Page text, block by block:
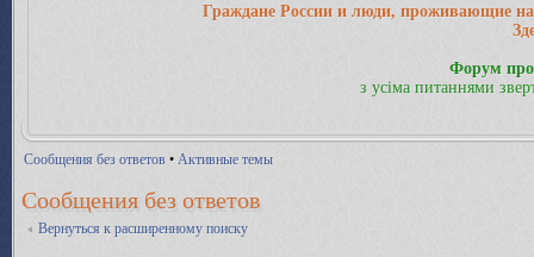
Граждане России и люди, проживающие на
Форум
з усіма питаннями
Сообщения без ответов • Активные темы
Сообщения без ответов
Вернуться к расширенному поиску